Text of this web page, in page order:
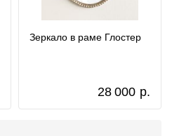
Зеркало в раме Глостер
28 000 р.